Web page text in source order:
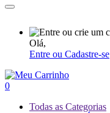
Olá,
Entre ou Cadastre-se
0
Todas as Categorias